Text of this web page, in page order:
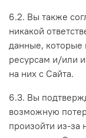
6.2. Вы также
никакой
данные, которые
ресурсам и/или
на них с Сайта.
6.3. Вы
возможную
произойти из-